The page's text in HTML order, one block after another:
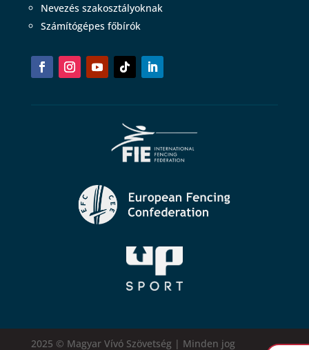
Nevezés szakosztályoknak
Számítógépes főbírók
2025 © Magyar Vívó Szövetség | Minden jog